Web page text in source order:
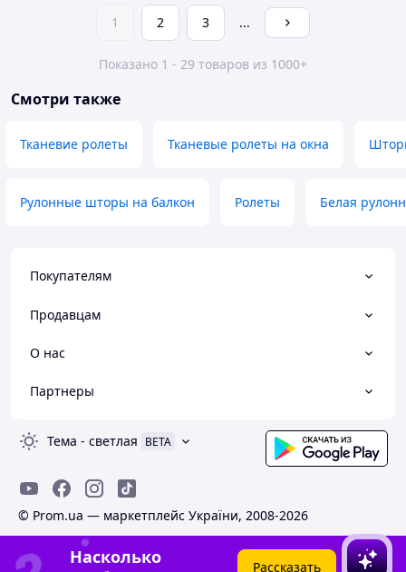
1 2 3 ...
Показано 1 - 29 товаров из 1000+
Смотри также
Тканевие ролеты Тканевые ролеты на окна
Рулонные шторы на балкон Ролеты Белая
Покупателям
Продавцам
О нас
Партнеры
Тема - светлая BETA
© Prom.ua — маркетплейс України, 2008-2026
Насколько
Рассказать